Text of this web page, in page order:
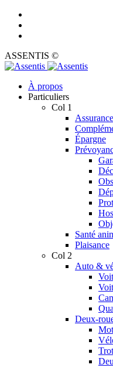
ASSENTIS ©
À propos
Particuliers
Col 1
Épargne
Santé
Plaisance
Col 2
Auto &
Deux-